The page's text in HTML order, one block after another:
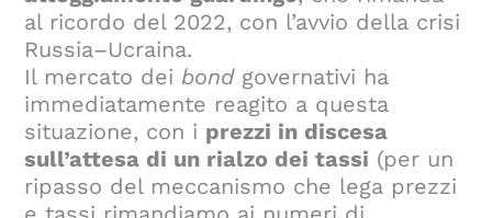
al ricordo del 2022, con l’avvio della crisi
Russia–Ucraina.
Il mercato dei bond governativi ha
immediatamente reagito a questa
situazione, con i prezzi in discesa
sull’attesa di un rialzo dei tassi (per un
ripasso del meccanismo che lega prezzi